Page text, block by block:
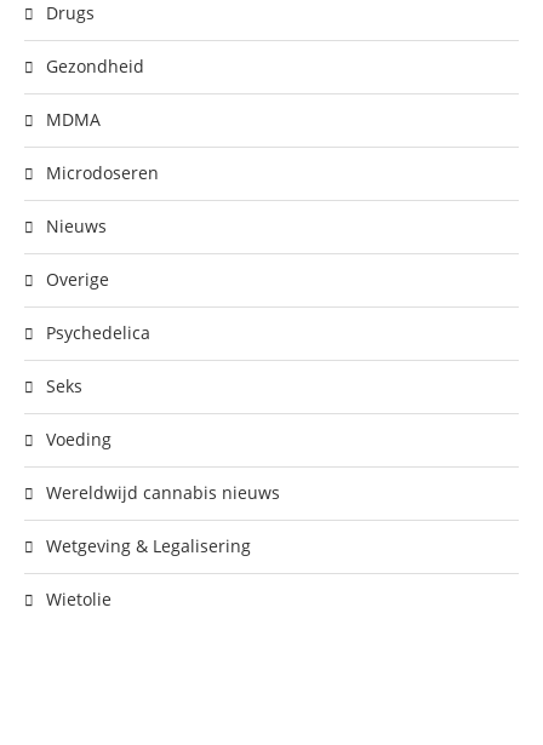
Drugs
Gezondheid
MDMA
Microdoseren
Nieuws
Overige
Psychedelica
Seks
Voeding
Wereldwijd cannabis nieuws
Wetgeving & Legalisering
Wietolie